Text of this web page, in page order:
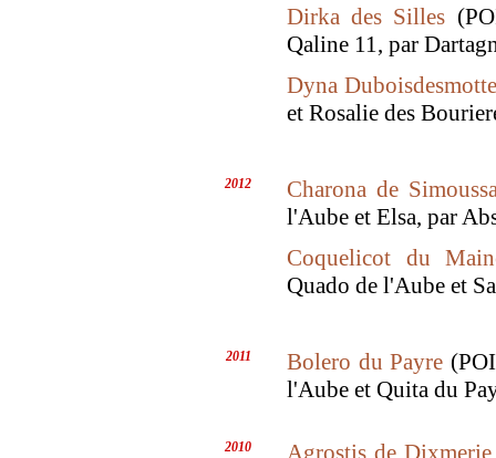
Dirka des Silles
Qaline 11, par
Dyna
et Rosalie des
2012
Charona de
l'Aube et Elsa, par
Coquelicot du
Quado de l'Aube et
2011 Bolero du Payre
l'Aube et Quita du
2010 Agrostis de Dixmerie